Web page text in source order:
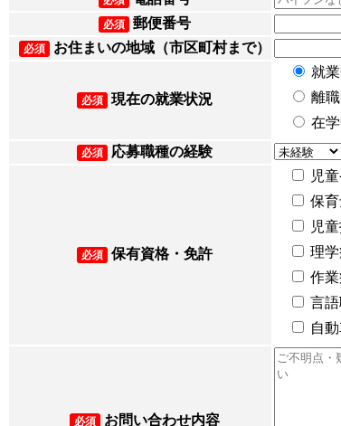
必須 郵便番号
必須 お住まいの地域（市区町村まで）
必須 現在の就業状況
就
離
在
必須 応募職種の経験
必須 保有資格・免許
児
保
児
理
作
言
自
必須 お問い合わせ内容